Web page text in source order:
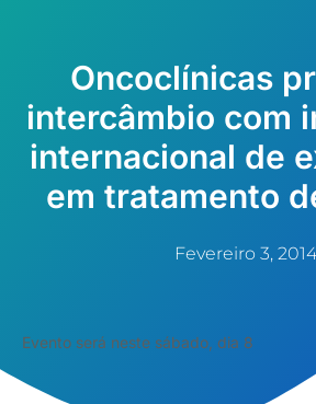
Oncoclínicas
intercâmbio com
internacional de
em tratamento
Fevereiro 3, 2014
Evento será neste sábado, dia 8